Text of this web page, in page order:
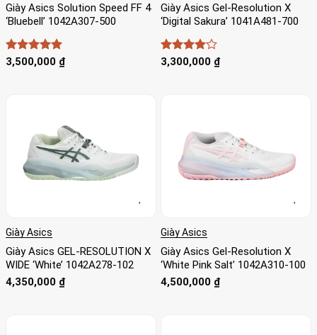
Giày Asics Solution Speed FF 4
‘Bluebell’ 1042A307-500
Được xếp
3,500,000 ₫
Giày Asics Gel-Resolution X
‘Digital Sakura’ 1041A481-700
Được
3,300,000 ₫
Giày Asics
Giày Asics GEL-RESOLUTION X
WIDE ‘White’ 1042A278-102
4,350,000 ₫
Giày Asics
Giày Asics Gel-Resolution X
‘White Pink Salt’ 1042A310-100
4,500,000 ₫